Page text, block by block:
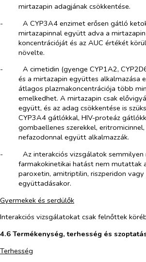
mirtazapin adagjának csökkentése.
-​
A CYP3A4 enzimet erősen gátló
mirtazapinnal együtt adva a
koncentrációját és az AUC értékét
növelte.
-​
A cimetidin (gyenge CYP1A2,
és a mirtazapin együttes alkalmazása
átlagos plazmakoncentrációja több
emelkedhet. A mirtazapin csak
együtt, és az adag csökkentése is
CYP3A4 gátlókkal, HIV-proteáz
gombaellenes szerekkel,
nefazodonnal együtt alkalmazzák.
-​
Az interakciós vizsgálatok semmilyen
farmakokinetikai hatást nem mutattak
paroxetin, amitriptilin, riszperidon
együttadásakor.
Gyermekek és serdülők
Interakciós vizsgálatokat csak felnőttek
4.6 Termékenység, terhesség és
Terhesség